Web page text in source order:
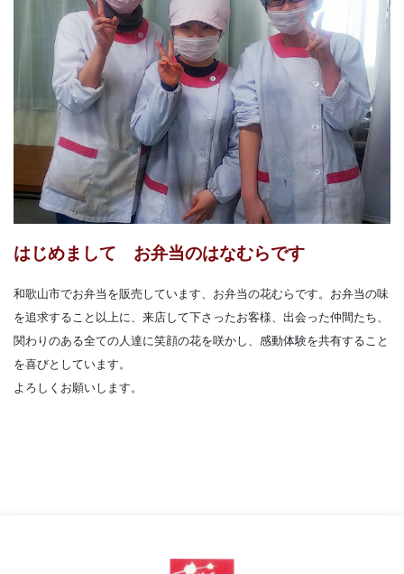
はじめまして お弁当のはなむらです
和歌山市でお弁当を販売しています、お弁当の花むらです。お弁当の味
を追求すること以上に、来店して下さったお客様、出会った仲間たち、
関わりのある全ての人達に笑顔の花を咲かし、感動体験を共有すること
を喜びとしています。
よろしくお願いします。